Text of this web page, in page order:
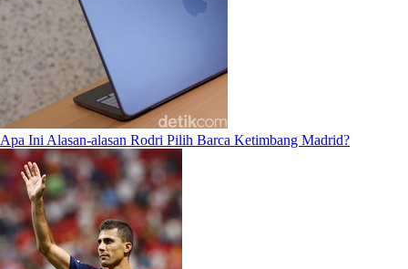
Apa Ini Alasan-alasan Rodri Pilih Barca Ketimbang Madrid?